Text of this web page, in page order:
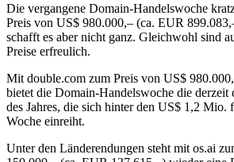
Die vergangene Domain-Handelswoche
Preis von US$ 980.000,– (ca. EUR
schafft es aber nicht ganz. Gleichwohl sind
Preise erfreulich.
Mit double.com zum Preis von US$
bietet die Domain-Handelswoche die derzeit
des Jahres, die sich hinter den US$ 1,2 Mio.
Woche einreiht.
Unter den Länderendungen steht mit os.ai